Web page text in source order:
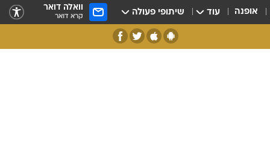
אופנה עוד שיתופי פעולה וואלה דואר
קרא דואר